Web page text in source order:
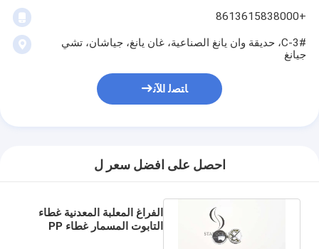
+8613615838000
3#-C، حديقة وان يانغ الصناعية، غان يانغ، جياشان، تشي
جيانغ
ﺎﺘﺼﻟ ﺍﻶﻧ
احصل على افضل سعر ل
الفراغ المعلبة المعدنية غطاء
التابوت المسمار غطاء PP